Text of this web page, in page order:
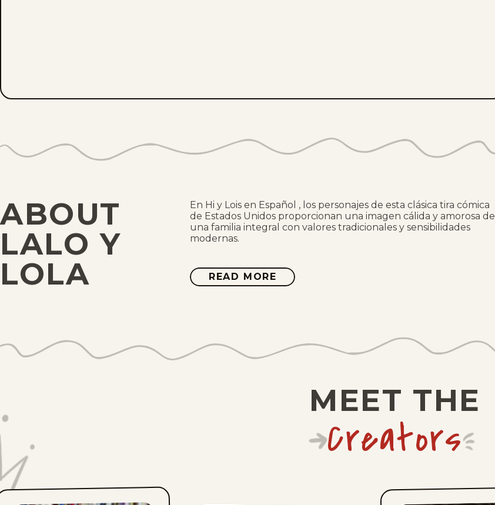
ABOUT
LALO Y
LOLA
En Hi y Lois en Español , los personajes de esta clásica tira cómica
de Estados Unidos proporcionan una imagen cálida y amorosa de
una familia integral con valores tradicionales y sensibilidades
modernas.
READ MORE ABOUT
LALO
MEET THE
Creators